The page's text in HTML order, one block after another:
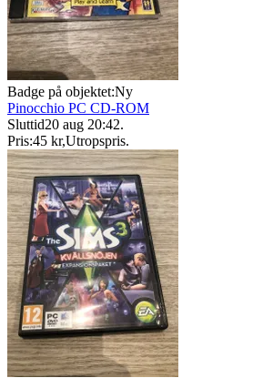
Badge på objektet:Ny
Pinocchio PC CD-ROM
Sluttid20 aug 20:42.
Pris:45 kr,Utropspris.